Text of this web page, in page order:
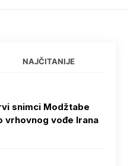
NAJČITANIJE
snimci Modžtabe
vrhovnog vođe Irana